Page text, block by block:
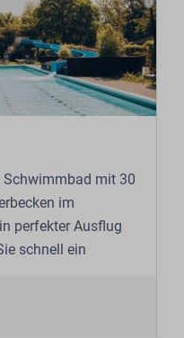
Schwimmbad mit 30
im
perfekter Ausflug
schnell ein